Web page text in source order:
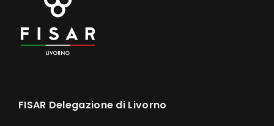
FISAR Delegazione di Livorno